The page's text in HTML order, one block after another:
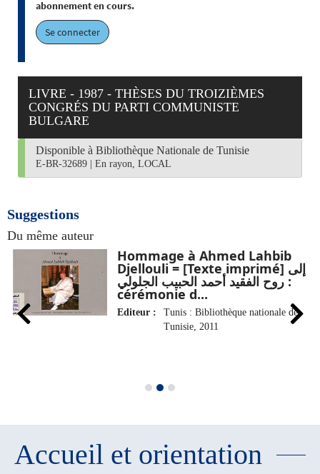
abonnement en cours.
Se connecter
LIVRE - 1987 - THÈSES DU TROIZIÈMES
CONGRÉS DU PARTI COMMUNISTE
BULGARE
Disponible à Bibliothèque Nationale de Tunisie
E-BR-32689 En rayon, LOCAL
Suggestions
Du même auteur
Hommage à Ahmed Lahbib
Djellouli = [Texte imprimé] إلى
روح الفقيد أحمد الحبيب الجلولي :
cérémonie d...
Editeur :
Tunis : Bibliothèque nationale de
Tunisie, 2011
Accueil et orientation